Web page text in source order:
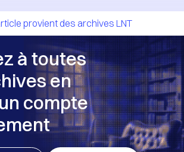
provient des archives LNT
à toutes
en
compte